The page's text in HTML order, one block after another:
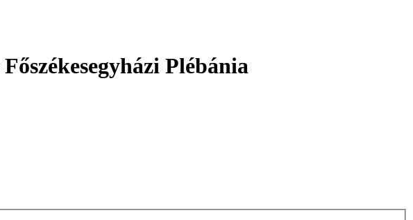
Plébánia